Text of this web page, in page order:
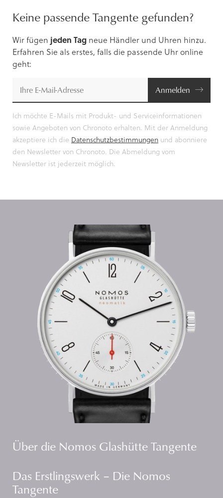
Über die Nomos Glashütte Tangente
Das Erstlingswerk – Die Nomos
Tangente
Keine passende Tangente gefunden?
Wir fügen jeden Tag neue Händler und Uhren hinzu.
Erfahren Sie als erstes, falls die passende Uhr online
geht:
Anmelden
Ich möchte E-Mails mit Produkt- und Serviceinformationen
sowie Angeboten von Chronoto erhalten. Mit der Anmeldung
akzeptiere ich die Datenschutzbestimmungen und abonniere
den Newsletter von Chronoto. Die Abmeldung vom
Newsletter ist jederzeit möglich.